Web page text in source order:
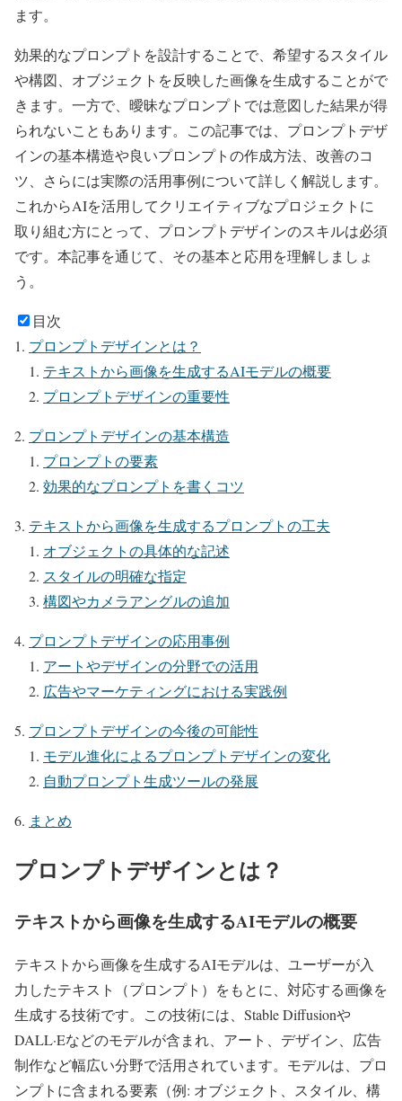
ます。
効果的なプロンプトを設計することで、希望するスタイル
や構図、オブジェクトを反映した画像を生成することがで
きます。一方で、曖昧なプロンプトでは意図した結果が得
られないこともあります。この記事では、プロンプトデザ
インの基本構造や良いプロンプトの作成方法、改善のコ
ツ、さらには実際の活用事例について詳しく解説します。
これからAIを活用してクリエイティブなプロジェクトに
取り組む方にとって、プロンプトデザインのスキルは必須
です。本記事を通じて、その基本と応用を理解しましょ
う。
目次
プロンプトデザインとは？
テキストから画像を生成するAIモデルの概要
プロンプトデザインの重要性
プロンプトデザインの基本構造
プロンプトの要素
効果的なプロンプトを書くコツ
テキストから画像を生成するプロンプトの工夫
オブジェクトの具体的な記述
スタイルの明確な指定
構図やカメラアングルの追加
プロンプトデザインの応用事例
アートやデザインの分野での活用
広告やマーケティングにおける実践例
プロンプトデザインの今後の可能性
モデル進化によるプロンプトデザインの変化
自動プロンプト生成ツールの発展
まとめ
プロンプトデザインとは？
テキストから画像を生成するAIモデルの概要
テキストから画像を生成するAIモデルは、ユーザーが入
力したテキスト（プロンプト）をもとに、対応する画像を
生成する技術です。この技術には、Stable Diffusionや
DALL·Eなどのモデルが含まれ、アート、デザイン、広告
制作など幅広い分野で活用されています。モデルは、プロ
ンプトに含まれる要素（例: オブジェクト、スタイル、構